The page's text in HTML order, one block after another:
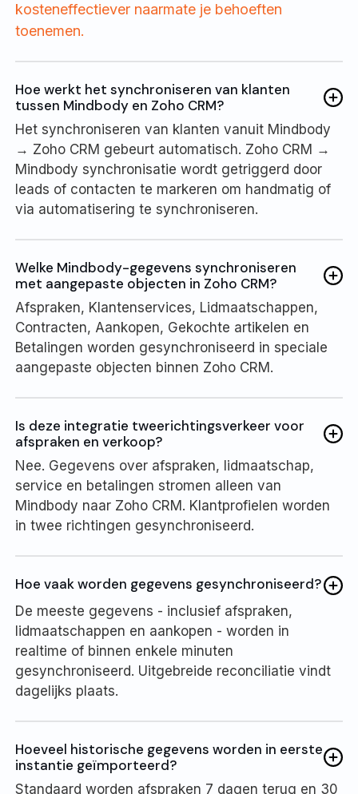
kosteneffectiever naarmate je behoeften
toenemen.
Hoe werkt het synchroniseren van klanten
tussen Mindbody en Zoho CRM?
Het synchroniseren van klanten vanuit Mindbody
→ Zoho CRM gebeurt automatisch. Zoho CRM →
Mindbody synchronisatie wordt getriggerd door
leads of contacten te markeren om handmatig of
via automatisering te synchroniseren.
Welke Mindbody-gegevens synchroniseren
met aangepaste objecten in Zoho CRM?
Afspraken, Klantenservices, Lidmaatschappen,
Contracten, Aankopen, Gekochte artikelen en
Betalingen worden gesynchroniseerd in speciale
aangepaste objecten binnen Zoho CRM.
Is deze integratie tweerichtingsverkeer voor
afspraken en verkoop?
Nee. Gegevens over afspraken, lidmaatschap,
service en betalingen stromen alleen van
Mindbody naar Zoho CRM. Klantprofielen worden
in twee richtingen gesynchroniseerd.
Hoe vaak worden gegevens gesynchroniseerd?
De meeste gegevens - inclusief afspraken,
lidmaatschappen en aankopen - worden in
realtime of binnen enkele minuten
gesynchroniseerd. Uitgebreide reconciliatie vindt
dagelijks plaats.
Hoeveel historische gegevens worden in eerste
instantie geïmporteerd?
Standaard worden afspraken 7 dagen terug en 30